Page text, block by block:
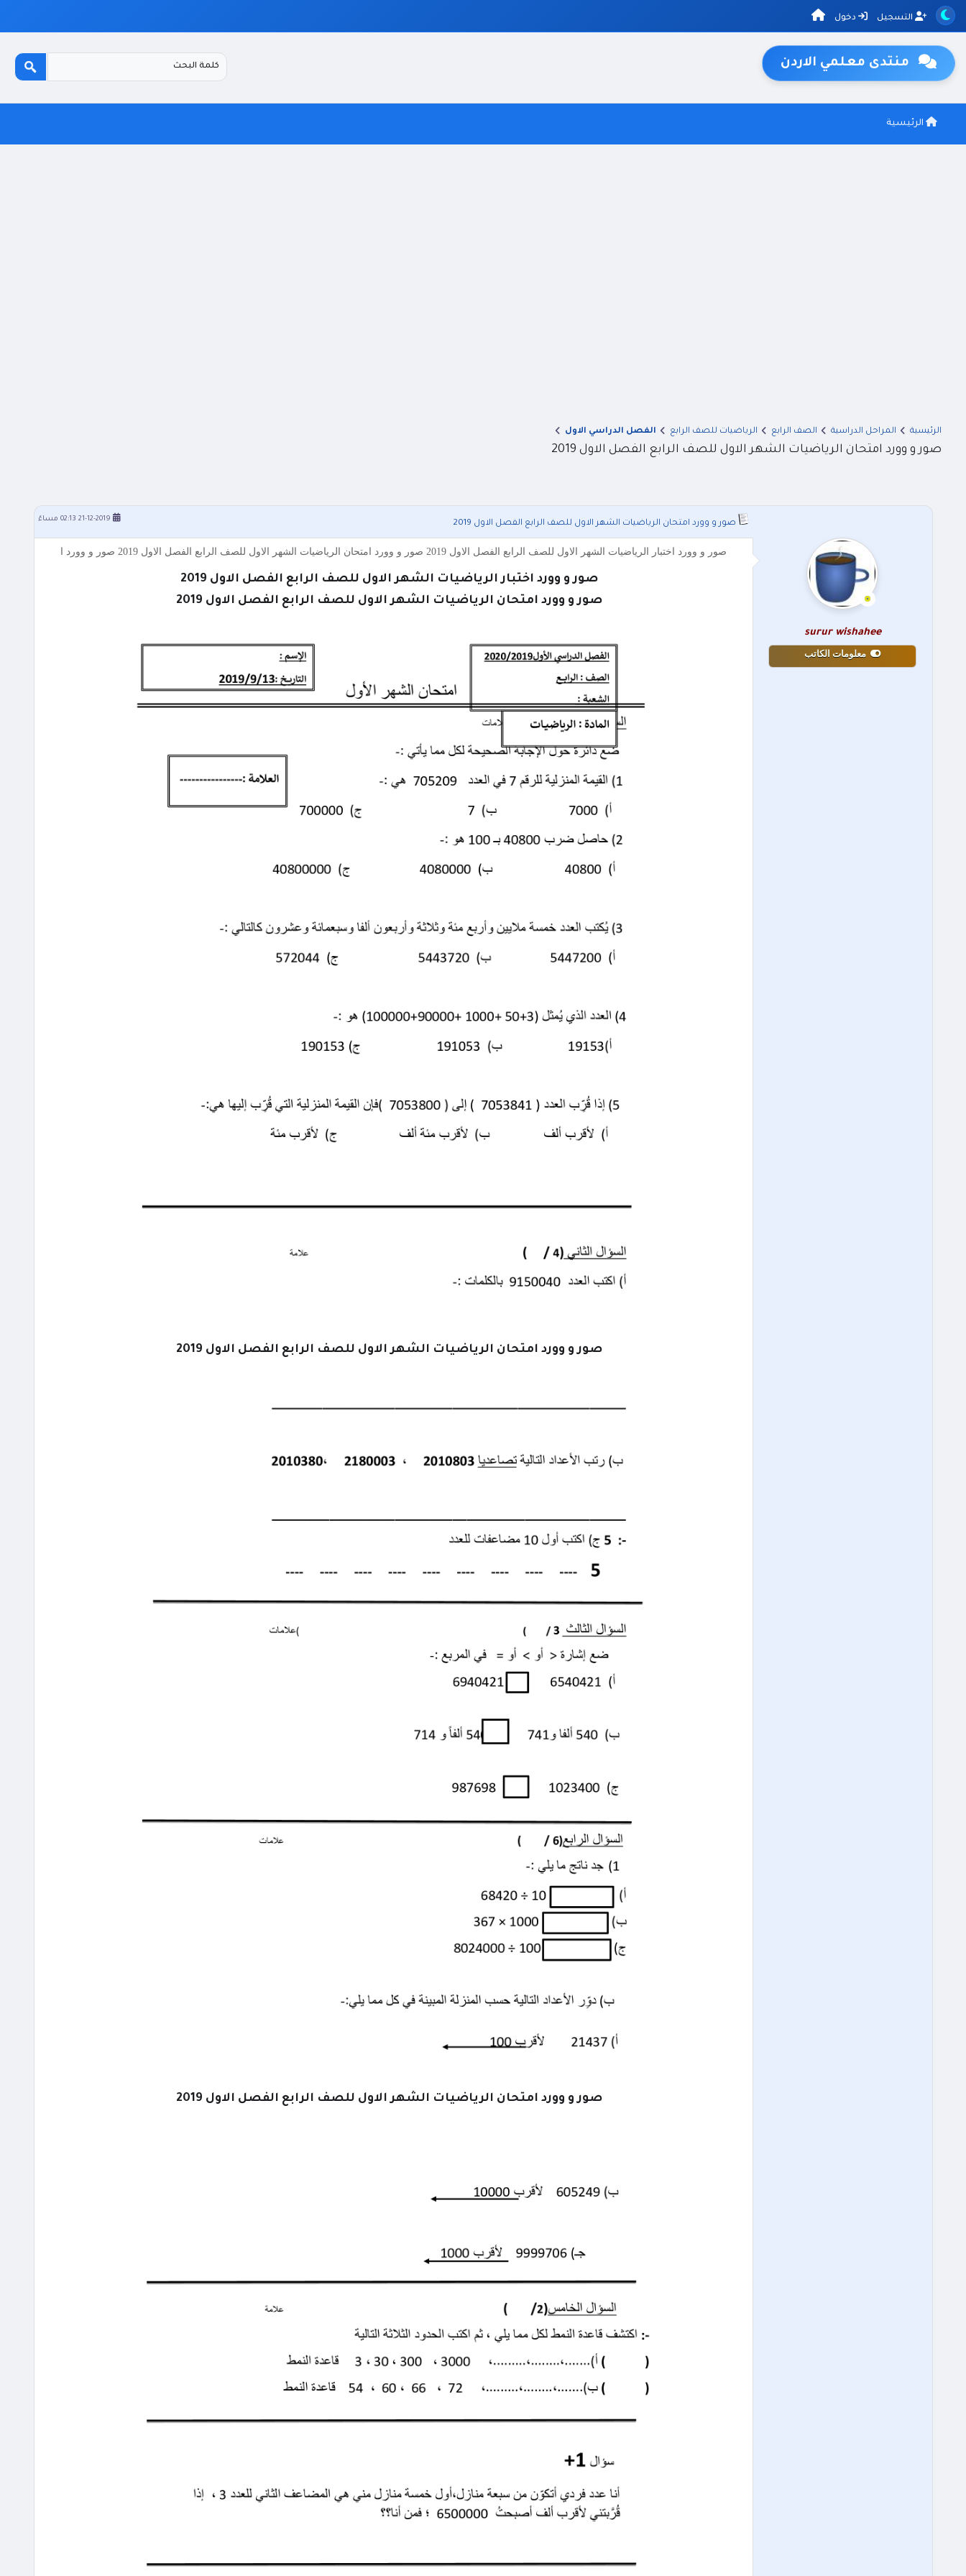
التسجيل دخول
منتدى معلمي الاردن
الرئيسية
الرئيسية المراحل الدراسية الصف الرابع الرياضيات للصف الرابع الفصل الدراسي الاول
صور و وورد امتحان الرياضيات الشهر الاول للصف الرابع الفصل الاول 2019
صور و وورد امتحان الرياضيات الشهر الاول للصف الرابع الفصل الاول 2019 21-12-2019 02:13 مساءً
surur wishahee
معلومات الكاتب
صور و وورد اختبار الرياضيات الشهر الاول للصف الرابع الفصل الاول 2019 صور و وورد امتحان الرياضيات الشهر الاول للصف الرابع الفصل الاول 2019 صور و وورد ا
صور و وورد اختبار الرياضيات الشهر الاول للصف الرابع الفصل الاول 2019
صور و وورد امتحان الرياضيات الشهر الاول للصف الرابع الفصل الاول 2019
صور و وورد امتحان الرياضيات الشهر الاول للصف الرابع الفصل الاول 2019
صور و وورد امتحان الرياضيات الشهر الاول للصف الرابع الفصل الاول 2019